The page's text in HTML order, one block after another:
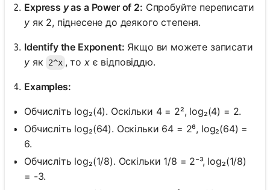
Express yas a Power of 2: Спробуйте переписати
yяк 2, піднесене до деякого степеня.
Identify the Exponent: Якщо ви можете записати
yяк 2^x , то xє відповіддю.
Examples:
Обчисліть log₂(4). Оскільки 4 = 2², log₂(4) = 2.
Обчисліть log₂(64). Оскільки 64 = 2⁶, log₂(64) =
6.
Обчисліть log₂(1/8). Оскільки 1/8 = 2⁻³, log₂(1/8)
= -3.